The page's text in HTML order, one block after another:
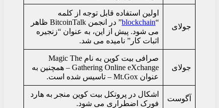
جولای
اولین استفاده قابل توجه از کلمه
“
blockchain
” در انجمن BitcoinTalk ظاهر
می شود. پیش از این، به عنوان “زنجیره
اثبات کار” نامیده می شد.
جولای
صرافی بیت کوین به نام Magic The
Gathering Online eXchange – همچنین به
عنوان Mt.Gox – تاسیس شده است.
آگوست
اشکال در پروتکل بیت کوین منجر به هارد
فورک اضطراری می شود.